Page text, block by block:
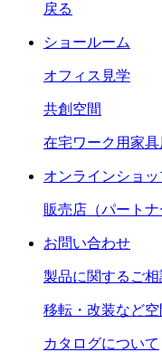
戻る
ショールーム
オフィス見学
共創空間
在宅ワーク用家
オンラインショッ
販売店（パートナ
お問い合わせ
製品に関するご相
移転・改装など
カタログについて